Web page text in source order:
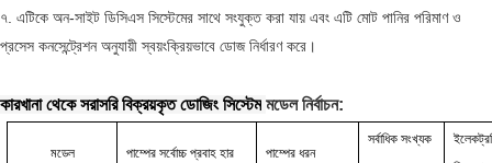
৭. এটিকে অন-সাইট ডিসিএস সিস্টেমের সাথে সংযুক্ত করা যায় এবং এটি মোট পানির পরিমাণ ও
প্রসেস কনসেন্ট্রেশন অনুযায়ী স্বয়ংক্রিয়ভাবে ডোজ নির্ধারণ করে।
কারখানা থেকে সরাসরি বিক্রয়কৃত ডোজিং সিস্টেম মডেল নির্বাচন:
মডেল পাম্পের সর্বোচ্চ প্রবাহ হার পাম্পের ধরন
সর্বাধিক সংখ্যক